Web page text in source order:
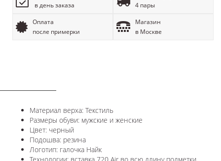
в день заказа
4 пары
Оплата
после примерки
Магазин
в Москве
Материал верха: Текстиль
Размеры обуви: мужские и женские
Цвет: черный
Подошва: резина
Логотип: галочка Найк
Технологии: вставка 720 Air во всю длину подметки